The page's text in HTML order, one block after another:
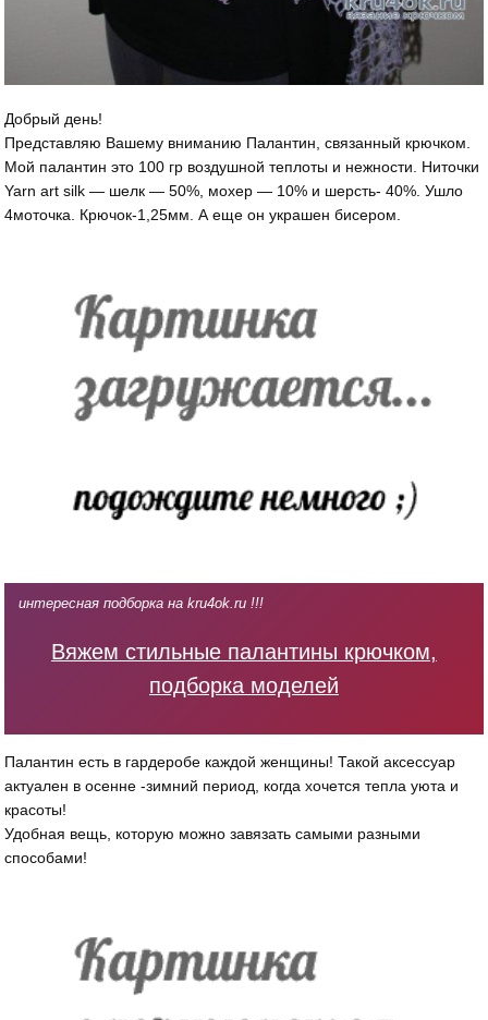
Добрый день!
Представляю Вашему вниманию Палантин, связанный крючком.
Мой палантин это 100 гр воздушной теплоты и нежности. Ниточки
Yarn art silk — шелк — 50%, мохер — 10% и шерсть- 40%. Ушло
4моточка. Крючок-1,25мм. А еще он украшен бисером.
интересная подборка на kru4ok.ru !!!
Вяжем стильные палантины крючком,
подборка моделей
Палантин есть в гардеробе каждой женщины! Такой аксессуар
актуален в осенне -зимний период, когда хочется тепла уюта и
красоты!
Удобная вещь, которую можно завязать самыми разными
способами!